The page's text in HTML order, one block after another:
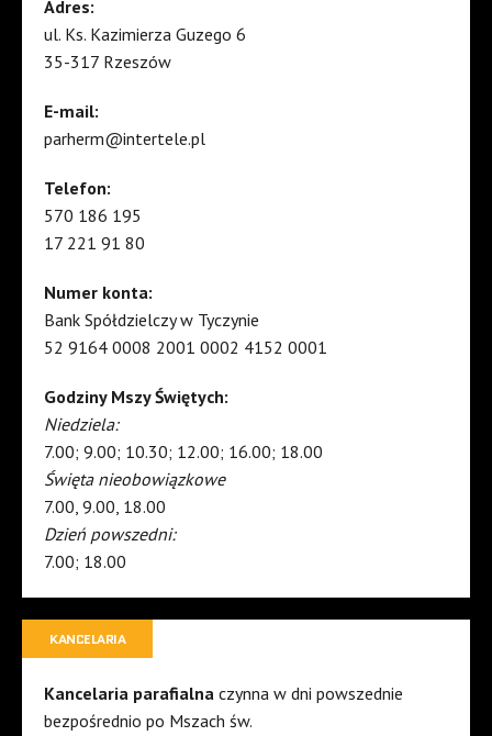
Adres:
ul. Ks. Kazimierza Guzego 6
35-317 Rzeszów
E-mail:
parherm@intertele.pl
Telefon:
570 186 195
17 221 91 80
Numer konta:
Bank Spółdzielczy w Tyczynie
52 9164 0008 2001 0002 4152 0001
Godziny Mszy Świętych:
Niedziela:
7.00; 9.00; 10.30; 12.00; 16.00; 18.00
Święta nieobowiązkowe
7.00, 9.00, 18.00
Dzień powszedni:
7.00; 18.00
KANCELARIA
Kancelaria parafialna czynna w dni powszednie
bezpośrednio po Mszach św.